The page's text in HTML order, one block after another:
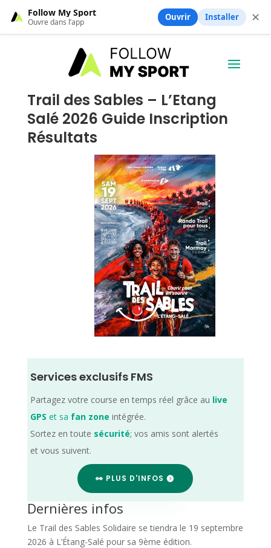
Trail des Sables – L’Etang
Salé 2026 Guide Inscription
Résultats
Services exclusifs FMS
Partagez votre course en temps réel grâce au live
GPS et sa fan zone intégrée.
Sortez en toute sécurité; vos amis sont alertés
et vous suivent.
👀 PLUS D'INFOS
Dernières infos
Le Trail des Sables Solidaire se tiendra le 19 septembre
2026 à L’Étang-Salé pour sa 9ème édition.
Follow My Sport
Ouvre dans l’app Ouvrir Installer ✕